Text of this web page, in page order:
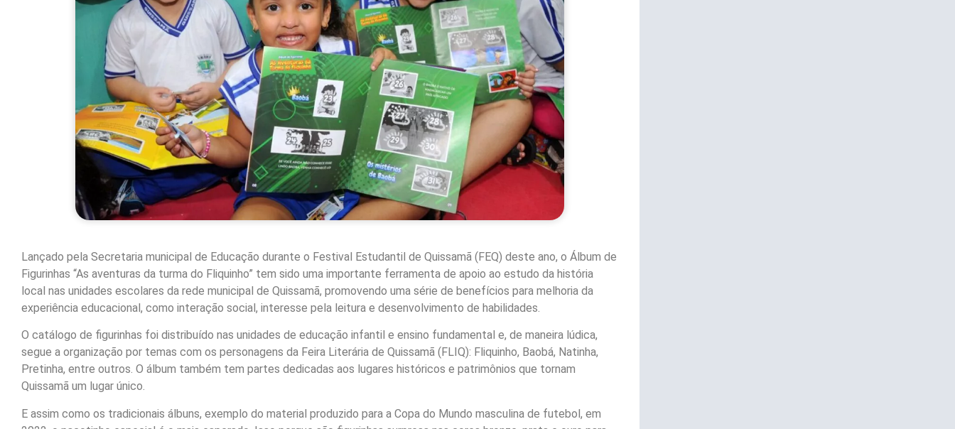
Lançado pela Secretaria municipal de Educação durante o Festival Estudantil de Quissamã (FEQ) deste ano, o Álbum de
Figurinhas “As aventuras da turma do Fliquinho” tem sido uma importante ferramenta de apoio ao estudo da história
local nas unidades escolares da rede municipal de Quissamã, promovendo uma série de benefícios para melhoria da
experiência educacional, como interação social, interesse pela leitura e desenvolvimento de habilidades.
O catálogo de figurinhas foi distribuído nas unidades de educação infantil e ensino fundamental e, de maneira lúdica,
segue a organização por temas com os personagens da Feira Literária de Quissamã (FLIQ): Fliquinho, Baobá, Natinha,
Pretinha, entre outros. O álbum também tem partes dedicadas aos lugares históricos e patrimônios que tornam
Quissamã um lugar único.
E assim como os tradicionais álbuns, exemplo do material produzido para a Copa do Mundo masculina de futebol, em